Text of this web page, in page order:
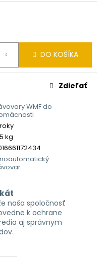
DO KOŠÍKA
WMF do
kg
Zdieľať
naša spoločnosť
k ochrane
aj správnym